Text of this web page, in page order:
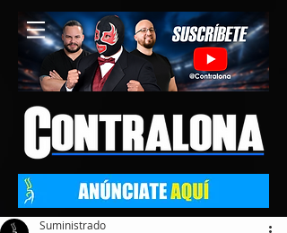
Suministrado